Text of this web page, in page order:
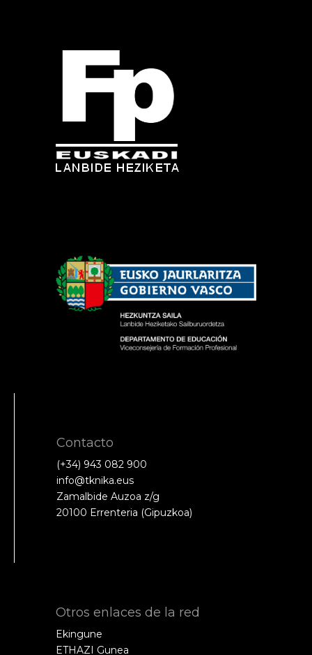
Contacto
(+34) 943 082 900
info@tknika.eus
Zamalbide Auzoa z/g
20100 Errenteria (Gipuzkoa)
Otros enlaces de la red
Ekingune
ETHAZI Gunea